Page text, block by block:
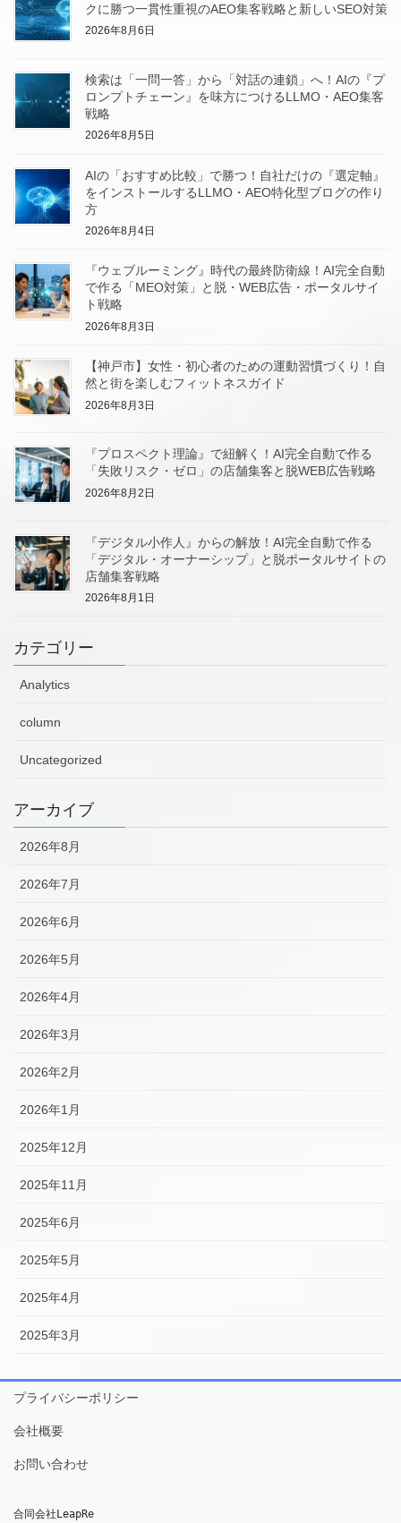
クに勝つ一貫性重視のAEO集客戦略と新しいSEO対策
2026年8月6日
検索は「一問一答」から「対話の連鎖」へ！AIの『プ
ロンプトチェーン』を味方につけるLLMO・AEO集客
戦略
2026年8月5日
AIの「おすすめ比較」で勝つ！自社だけの『選定軸』
をインストールするLLMO・AEO特化型ブログの作り
方
2026年8月4日
『ウェブルーミング』時代の最終防衛線！AI完全自動
で作る「MEO対策」と脱・WEB広告・ポータルサイ
ト戦略
2026年8月3日
【神戸市】女性・初心者のための運動習慣づくり！自
然と街を楽しむフィットネスガイド
2026年8月3日
『プロスペクト理論』で紐解く！AI完全自動で作る
「失敗リスク・ゼロ」の店舗集客と脱WEB広告戦略
2026年8月2日
『デジタル小作人』からの解放！AI完全自動で作る
「デジタル・オーナーシップ」と脱ポータルサイトの
店舗集客戦略
2026年8月1日
カテゴリー
Analytics
column
Uncategorized
アーカイブ
2026年8月
2026年7月
2026年6月
2026年5月
2026年4月
2026年3月
2026年2月
2026年1月
2025年12月
2025年11月
2025年6月
2025年5月
2025年4月
2025年3月
プライバシーポリシー
会社概要
お問い合わせ
合同会社LeapRe